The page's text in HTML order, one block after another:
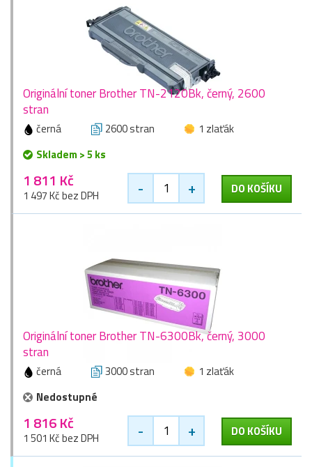
Originální toner Brother TN-2120Bk, černý, 2600
stran
černá 2600 stran
1 zlaťák
Skladem > 5 ks
1 811 Kč
1 497 Kč bez DPH - + DO KOŠÍKU
Originální toner Brother TN-6300Bk, černý, 3000
stran
černá 3000 stran
1 zlaťák
Nedostupné
1 816 Kč
1 501 Kč bez DPH - + DO KOŠÍKU